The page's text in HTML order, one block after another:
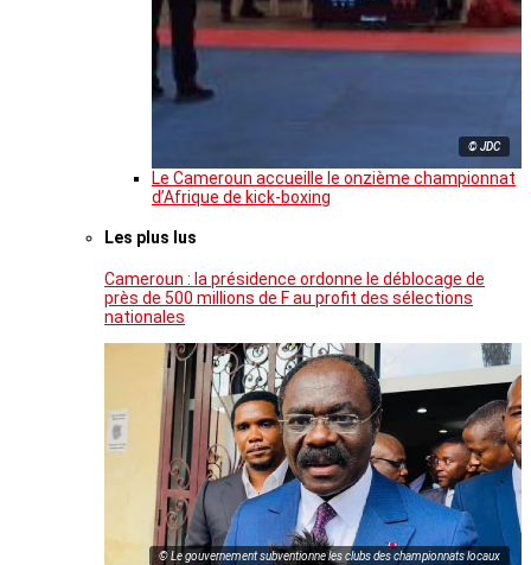
© JDC
Le Cameroun accueille le onzième championnat
d’Afrique de kick-boxing
Les plus lus
Cameroun : la présidence ordonne le déblocage de
près de 500 millions de F au profit des sélections
nationales
© Le gouvernement subventionne les clubs des championnats locaux